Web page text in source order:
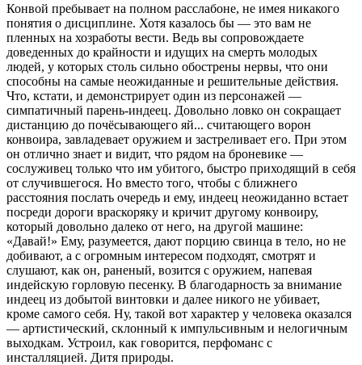
Конвой пребывает на полном расслабоне, не имея никакого
понятия о дисциплине. Хотя казалось бы — это вам не
пленных на хозработы вести. Ведь вы сопровождаете
доведенных до крайности и идущих на смерть молодых
людей, у которых столь сильно обострены нервы, что они
способны на самые неожиданные и решительные действия.
Что, кстати, и демонстрирует один из персонажей —
симпатичный парень-индеец. Довольно ловко он сокращает
дистанцию до почёсывающего яй... считающего ворон
конвоира, завладевает оружием и застреливает его. При этом
он отлично знает и видит, что рядом на броневике —
сослуживец только что им убитого, быстро приходящий в себя
от случившегося. Но вместо того, чтобы с ближнего
расстояния послать очередь и ему, индеец неожиданно встает
посреди дороги враскоряку и кричит другому конвоиру,
который довольно далеко от него, на другой машине:
«Давай!» Ему, разумеется, дают порцию свинца в тело, но не
добивают, а с огромным интересом подходят, смотрят и
слушают, как он, раненый, возится с оружием, напевая
индейскую горловую песенку. В благодарность за внимание
индеец из добытой винтовки и далее никого не убивает,
кроме самого себя. Ну, такой вот характер у человека оказался
— артистический, склонный к импульсивным и нелогичным
выходкам. Устроил, как говорится, перфоманс с
инсталляцией. Дитя природы.